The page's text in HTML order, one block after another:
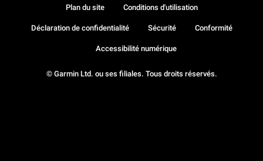
© Garmin Ltd. ou ses filiales. Tous droits réservés.
Plan du site Conditions d'utilisation
Déclaration de confidentialité Sécurité Conformité
Accessibilité numérique